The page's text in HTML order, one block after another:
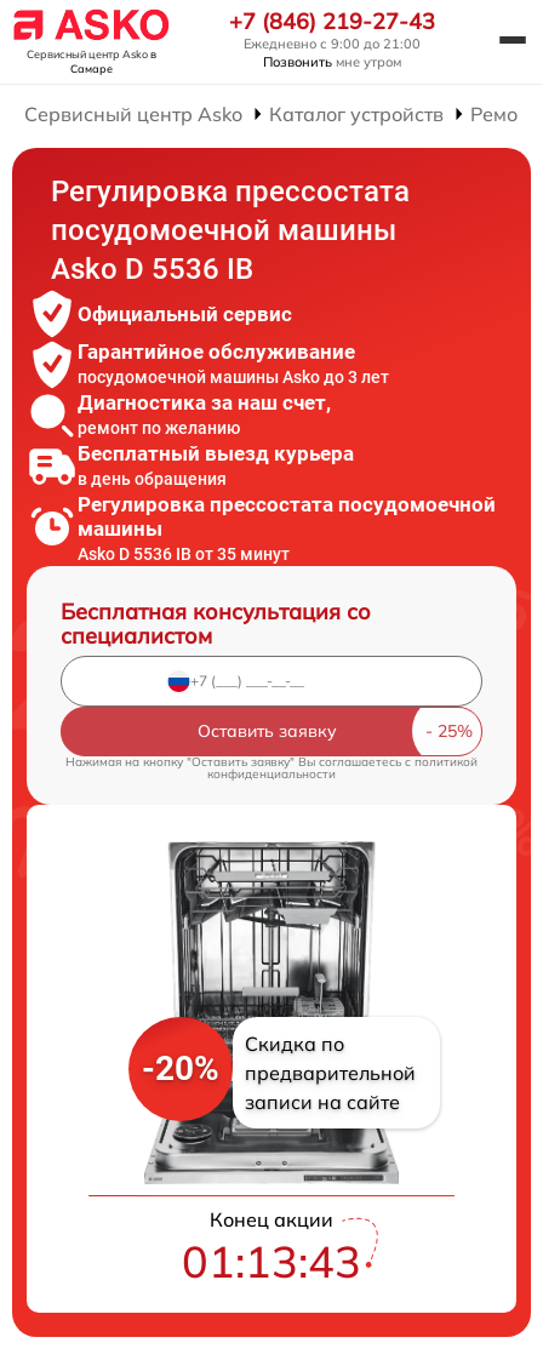
Сервисный центр Askoв
Самаре
+7 (846) 219-27-43
Ежедневно с 9:00 до 21:00
Позвонить мне утром
Сервисный центр Asko Каталог устройств
Регулировка прессостата
посудомоечной машины
Asko D 5536 IB
Официальный сервис
Гарантийное обслуживание
посудомоечной машины Asko до 3 лет
Диагностика за наш счет,
ремонт по желанию
Бесплатный выезд курьера
в день обращения
Регулировка прессостата посудомоечной
машины
Asko D 5536 IB от 35 минут
Бесплатная консультация со
специалистом
Оставить заявку
Нажимая на кнопку "Оставить заявку" Вы соглашаетесь cполитикой
конфиденциальности
-20%
Скидка по
предварительной
записи на сайте
Конец акции
01:13:42